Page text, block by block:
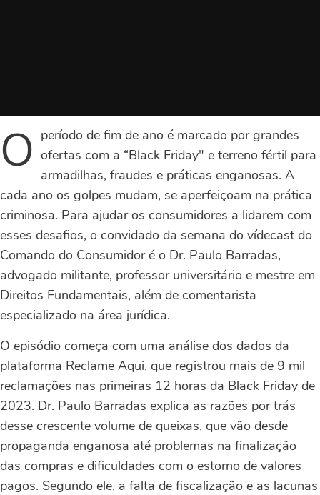
Operíodo de fim de ano é marcado por grandes
ofertas com a “Black Friday" e terreno fértil para
armadilhas, fraudes e práticas enganosas. A
cada ano os golpes mudam, se aperfeiçoam na prática
criminosa. Para ajudar os consumidores a lidarem com
esses desafios, o convidado da semana do vídecast do
Comando do Consumidor é o Dr. Paulo Barradas,
advogado militante, professor universitário e mestre em
Direitos Fundamentais, além de comentarista
especializado na área jurídica.
O episódio começa com uma análise dos dados da
plataforma Reclame Aqui, que registrou mais de 9 mil
reclamações nas primeiras 12 horas da Black Friday de
2023. Dr. Paulo Barradas explica as razões por trás
desse crescente volume de queixas, que vão desde
propaganda enganosa até problemas na finalização
das compras e dificuldades com o estorno de valores
pagos. Segundo ele, a falta de fiscalização e as lacunas